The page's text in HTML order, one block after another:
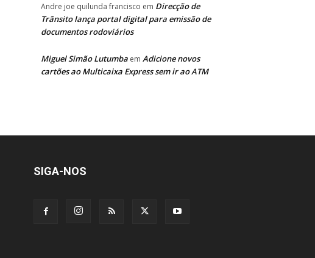
Andre joe quilunda francisco em Direcção de
Trânsito lança portal digital para emissão de
documentos rodoviários
Miguel Simão Lutumba em Adicione novos
cartões ao Multicaixa Express sem ir ao ATM
SIGA-NOS